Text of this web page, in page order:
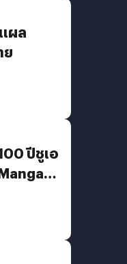
ผล
ย
ปีชูเอ